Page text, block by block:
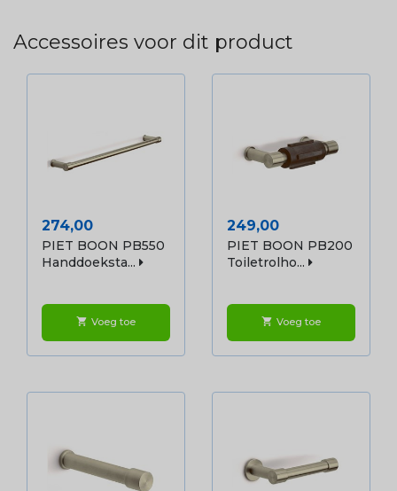
Accessoires voor dit product
Prijs
274,00
PIET BOON PB550
Handdoeksta...
shopping_cart Voeg toe
Prijs
249,00
PIET BOON PB200
Toiletrolho...
shopping_cart Voeg toe